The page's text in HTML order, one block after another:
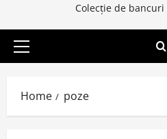
Colecţie de
Primary
Home poze